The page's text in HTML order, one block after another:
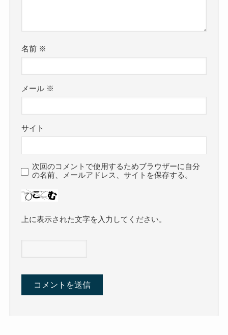
名前 ※
メール ※
サイト
次回のコメントで使用するためブラウザーに自分
の名前、メールアドレス、サイトを保存する。
上に表示された文字を入力してください。